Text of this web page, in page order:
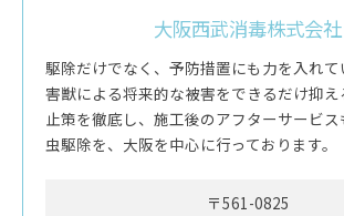
大阪西武消毒株式会社
駆除だけでなく、予防措置にも力を入れて
害獣による将来的な被害をできるだけ抑
止策を徹底し、施工後のアフターサービ
虫駆除を、大阪を中心に行っております。
〒561-0825